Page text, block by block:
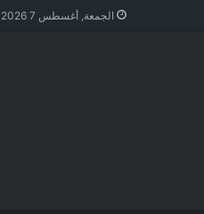
الجمعة, أغسطس 7 2026